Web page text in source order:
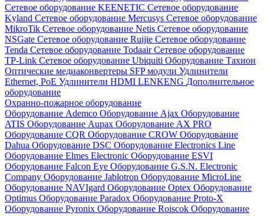
Сетевое оборудование KEENETIC Сетевое оборудование
Kyland Сетевое оборудование Mercusys Сетевое оборудование
MikroTik Сетевое оборудование Netis Сетевое оборудование
NSGate Сетевое оборудование Ruijie Сетевое оборудование
Tenda Сетевое оборудование TodaairСетевое оборудование
TP-Link Сетевое оборудование Ubiquiti Оборудование Тахион
Оптические медиаконвертеры SFP модули Удлинители
Ethernet, PoE Удлинители HDMI LENKENG Дополнительное
оборудование
Охранно-пожарное оборудование
Оборудование Ademco Оборудование Ajax Оборудование
ATIS Оборудование Aupax Оборудование AX PRO
Оборудование CQR Оборудование CROW Оборудование
Dahua Оборудование DSC Оборудование Electronics Line
Оборудование Elmes Electronic Оборудование ESVI
Оборудование Falcon Eye Оборудование G.S.N. Electronic
Company Оборудование Jablotron Оборудование MicroLine
Оборудование NAVIgard Оборудование Optex Оборудование
Optimus Оборудование Paradox Оборудование Proto-X
Оборудование Pyronix Оборудование Roiscok Оборудование